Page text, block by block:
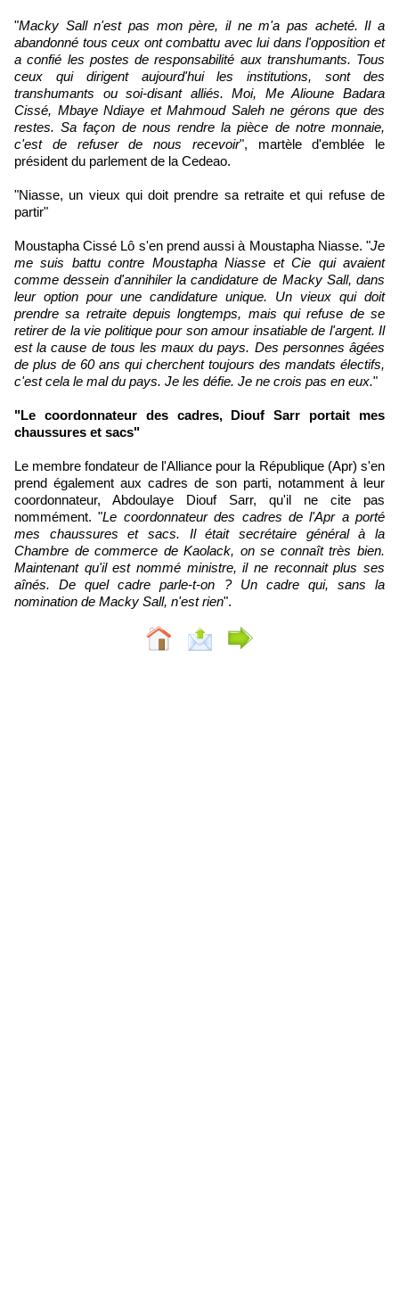
"Macky Sall n'est pas mon père, il ne m'a pas acheté. Il a
abandonné tous ceux ont combattu avec lui dans l'opposition et
a confié les postes de responsabilité aux transhumants. Tous
ceux qui dirigent aujourd'hui les institutions, sont des
transhumants ou soi-disant alliés. Moi, Me Alioune Badara
Cissé, Mbaye Ndiaye et Mahmoud Saleh ne gérons que des
restes. Sa façon de nous rendre la pièce de notre monnaie,
c'est de refuser de nous recevoir", martèle d'emblée le
président du parlement de la Cedeao.
"Niasse, un vieux qui doit prendre sa retraite et qui refuse de
partir"
Moustapha Cissé Lô s'en prend aussi à Moustapha Niasse. "Je
me suis battu contre Moustapha Niasse et Cie qui avaient
comme dessein d'annihiler la candidature de Macky Sall, dans
leur option pour une candidature unique. Un vieux qui doit
prendre sa retraite depuis longtemps, mais qui refuse de se
retirer de la vie politique pour son amour insatiable de l'argent. Il
est la cause de tous les maux du pays. Des personnes âgées
de plus de 60 ans qui cherchent toujours des mandats électifs,
c'est cela le mal du pays. Je les défie. Je ne crois pas en eux."
"Le coordonnateur des cadres, Diouf Sarr portait mes
chaussures et sacs"
Le membre fondateur de l'Alliance pour la République (Apr) s'en
prend également aux cadres de son parti, notamment à leur
coordonnateur, Abdoulaye Diouf Sarr, qu'il ne cite pas
nommément. "Le coordonnateur des cadres de l'Apr a porté
mes chaussures et sacs. Il était secrétaire général à la
Chambre de commerce de Kaolack, on se connaît très bien.
Maintenant qu'il est nommé ministre, il ne reconnait plus ses
aînés. De quel cadre parle-t-on ? Un cadre qui, sans la
nomination de Macky Sall, n'est rien".